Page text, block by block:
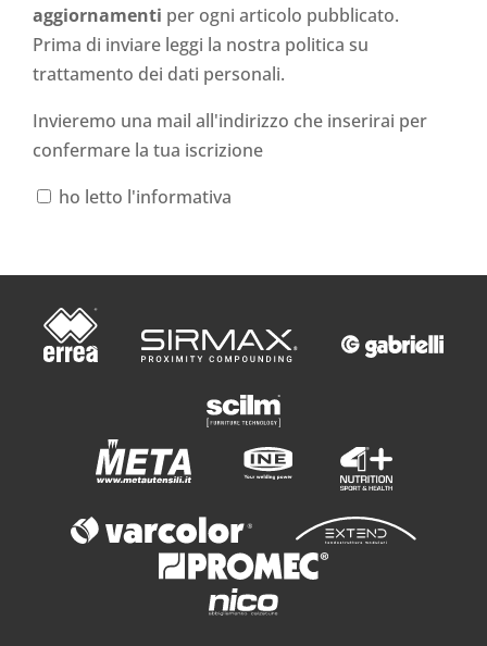
aggiornamenti per ogni articolo pubblicato.
Prima di inviare leggi la nostra politica su
trattamento dei dati personali.
Invieremo una mail all'indirizzo che inserirai per
confermare la tua iscrizione
ho letto l'informativa